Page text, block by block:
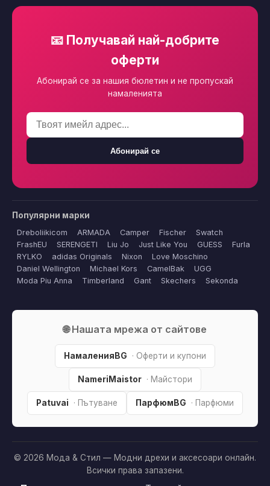
📧 Получавай най-добрите
оферти
Абонирай се за нашия бюлетин и не пропускай
намаленията
Абонирай се
Популярни марки
Dreboliikicom ARMADA Camper Fischer
Swatch
FrashEU
SERENGETI Liu Jo Just Like You GUESS
Furla
RYLKO
adidas Originals Nixon
Love Moschino
Daniel Wellington
Michael Kors CamelBak
UGG
Moda Piu Anna
Timberland Gant Skechers Sekonda
🌐 Нашата мрежа от сайтове
НамаленияBG · Оферти и купони
NameriMaistor · Майстори
Patuvai · Пътуване ПарфюмBG · Парфюми
© 2026 Мода & Стил — Модни дрехи и аксесоари онлайн.
Всички права запазени.